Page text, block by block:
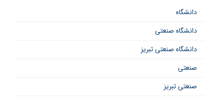
دانشگاه
دانشگاه صنعتی
دانشگاه صنعتی تبریز
صنعتی
صنعتی تبریز